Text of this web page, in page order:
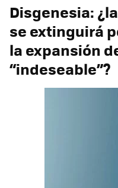
Disgenesia:
se extinguirá
la expansión
“indeseable”?